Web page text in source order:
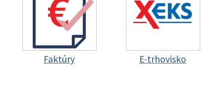
Faktúry E-trhovisko